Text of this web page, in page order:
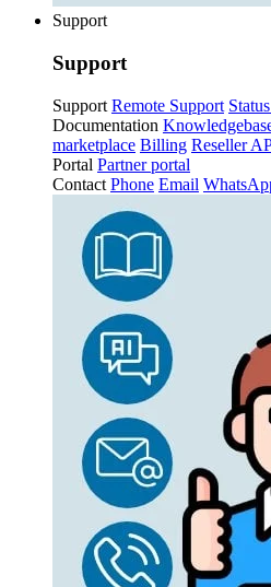
Support
Support
Support Remote Support
Documentation
marketplace Billing Reseller
Portal Partner portal
Contact Phone Email